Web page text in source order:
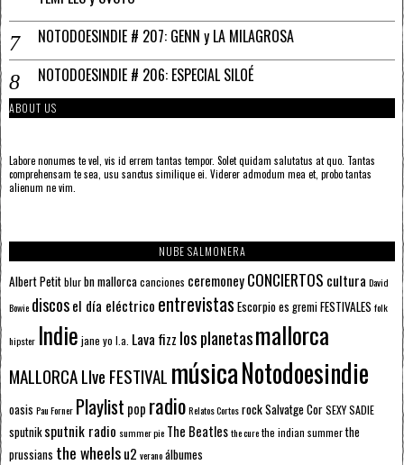
NOTODOESINDIE # 207: GENN y LA MILAGROSA
NOTODOESINDIE # 206: ESPECIAL SILOÉ
ABOUT US
Labore nonumes te vel, vis id errem tantas tempor. Solet quidam salutatus at quo. Tantas
comprehensam te sea, usu sanctus similique ei. Viderer admodum mea et, probo tantas
alienum ne vim.
NUBE SALMONERA
Albert Petitblurbn mallorcacanciones ceremoneyCONCIERTOS cultura David
Bowie discosel día eléctrico entrevistas Escorpioes gremiFESTIVALES folk
hipster Indie jane yo l.a. Lava fizz los planetasmallorca
MALLORCA LIve FESTIVAL músicaNotodoesindie
oasis Pau Forner Playlist pop radioRelatos CortosrockSalvatge CorSEXY SADIE
sputnik sputnik radio summer pie The Beatlesthe curethe indian summerthe
prussians the wheelsu2 veranoálbumes